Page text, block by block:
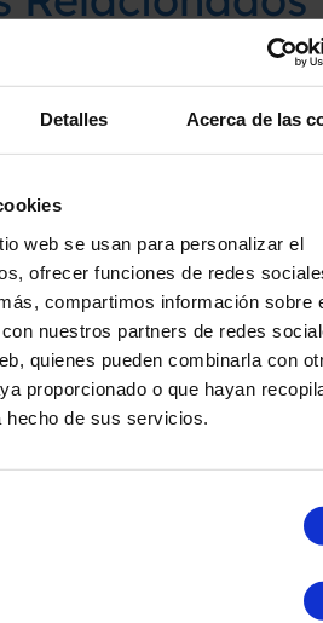
Detalles Acerca de las
web se usan para personalizar el
ofrecer funciones de redes
compartimos información sobre
nuestros partners de redes
quienes pueden combinarla con
proporcionado o que hayan
de sus servicios.
WESTFALIA
CON